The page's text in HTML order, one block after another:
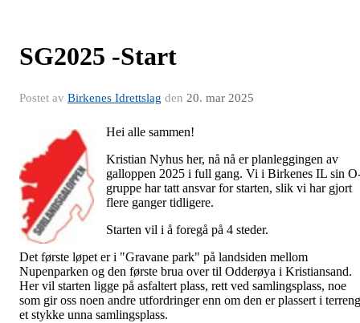
SG2025 -Start
Postet av Birkenes Idrettslag den 20. mar 2025
Hei alle sammen!
Kristian Nyhus her, nå nå er planleggingen av
galloppen 2025 i full gang. Vi i Birkenes IL sin
gruppe har tatt ansvar for starten, slik vi har gjort
flere ganger tidligere.
Starten vil i å foregå på 4 steder.
Det første løpet er i "Gravane park" på landsiden mellom
Nupenparken og den første brua over til Odderøya i Kristiansand.
Her vil starten ligge på asfaltert plass, rett ved samlingsplass, noe
som gir oss noen andre utfordringer enn om den er plassert i terreng
et stykke unna samlingsplass.